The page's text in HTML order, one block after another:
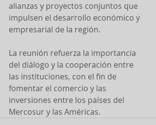
alianzas y proyectos conjuntos que
impulsen el desarrollo económico y
empresarial de la región.
La reunión refuerza la importancia
del diálogo y la cooperación entre
las instituciones, con el fin de
fomentar el comercio y las
inversiones entre los países del
Mercosur y las Américas.